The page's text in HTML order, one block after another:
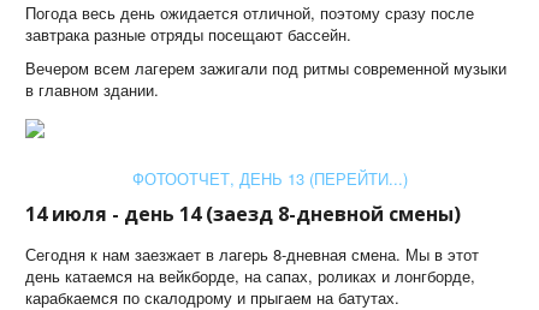
Погода весь день ожидается отличной, поэтому сразу после
завтрака разные отряды посещают бассейн.
Вечером всем лагерем зажигали под ритмы современной музыки
в главном здании.
ФОТООТЧЕТ, ДЕНЬ 13 (ПЕРЕЙТИ...)
14 июля - день 14 (заезд 8-дневной смены)
Сегодня к нам заезжает в лагерь 8-дневная смена. Мы в этот
день катаемся на вейкборде, на сапах, роликах и лонгборде,
карабкаемся по скалодрому и прыгаем на батутах.